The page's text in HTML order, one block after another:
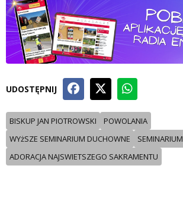
UDOSTĘPNIJ
BISKUP JAN PIOTROWSKI
POWOLANIA
WYżSZE SEMINARIUM DUCHOWNE
SEMINARIUM
ADORACJA NAJSWIETSZEGO SAKRAMENTU